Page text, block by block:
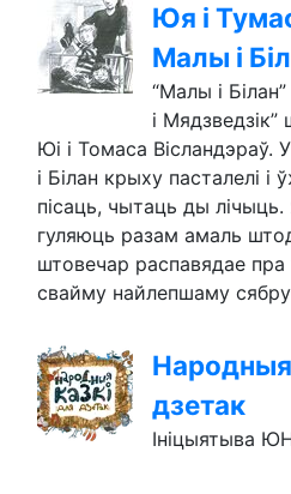
Юя і
Малы і
“Малы і
і Мядзведзік”
Юі і Томаса
і Білан крыху пасталелі і
пісаць, чытаць ды
гуляюць разам амаль
штовечар распавядае
свайму найлепшаму
Народныя
дзетак
Ініцыятыва